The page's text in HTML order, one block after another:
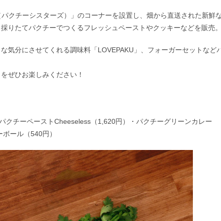
クチーシスターズ）」のコーナーを設置し、畑から直送された新鮮
りたてパクチーでつくるフレッシュペーストやクッキーなどを販売。
気分にさせてくれる調味料「LOVEPAKU」、フォーガーセットなど
ぜひお楽しみください！
チーペーストCheeseless（1,620円）・パクチーグリーンカレー
ール（540円）